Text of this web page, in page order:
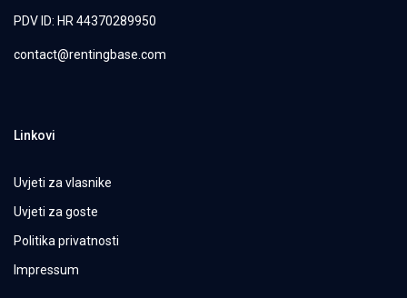
PDV ID: HR 44370289950
contact@rentingbase.com
Linkovi
Uvjeti za vlasnike
Uvjeti za goste
Politika privatnosti
Impressum